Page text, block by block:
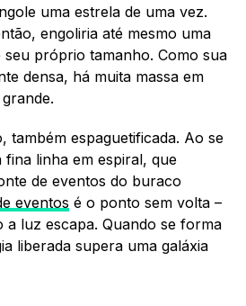
uma estrela de uma vez.
engoliria até mesmo uma
próprio tamanho. Como sua
densa, há muita massa em
também espaguetificada. Ao se
linha em espiral, que
de eventos do buraco
eventos é o ponto sem volta –
a luz escapa. Quando se forma
liberada supera uma galáxia